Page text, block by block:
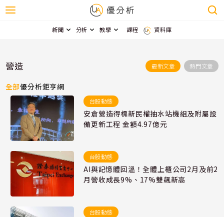
新聞 分析 教學 課程 資料庫
營造 最新文章 熱門文章
全部優分析鉅亨網
台股動態
安倉營造得標新民權抽水站機組及附屬設
備更新工程 金額4.97億元
台股動態
AI與記憶體回溫！全體上櫃公司2月及前2
月營收成長9%、17%雙飆新高
台股動態